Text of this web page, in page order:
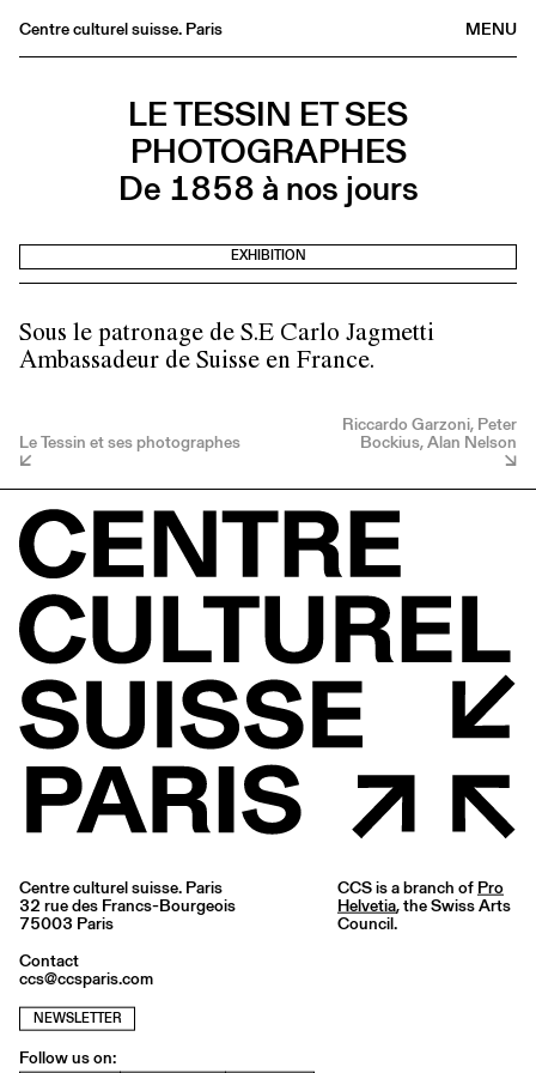
MENU
Centre culturel suisse. Paris
Publications
FR/EN
LE TESSIN ET SES
PHOTOGRAPHES
De 1858 à nos jours
EXHIBITION
Sous le patronage de S.E Carlo Jagmetti
Ambassadeur de Suisse en France.
Le Tessin et ses photographes
Riccardo Garzoni, Peter
Bockius, Alan Nelson
Centre culturel suisse. Paris
32 rue des Francs-Bourgeois
75003 Paris
Contact
ccs@ccsparis.com
NEWSLETTER
Follow us on:
CCS is a branch of Pro
Helvetia, the Swiss Arts
Council.